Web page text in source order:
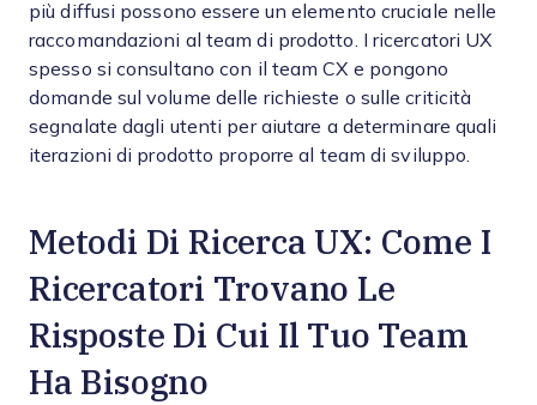
più diffusi possono essere un elemento cruciale nelle
raccomandazioni al team di prodotto. I ricercatori UX
spesso si consultano con il team CX e pongono
domande sul volume delle richieste o sulle criticità
segnalate dagli utenti per aiutare a determinare quali
iterazioni di prodotto proporre al team di sviluppo.
Metodi Di Ricerca UX: Come I
Ricercatori Trovano Le
Risposte Di Cui Il Tuo Team
Ha Bisogno